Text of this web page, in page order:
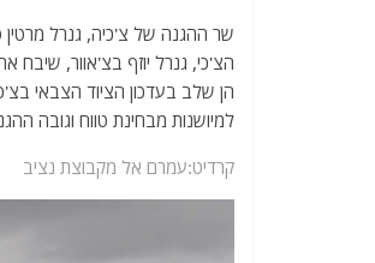
שר ההגנה של צ'כיה, גנרל
הצ'כי, גנרל יוזף בצ'אוור, שיבח
למיושנות מבחינת טווח וגובה
קרדיט:עמרם אל מקבוצת נציב